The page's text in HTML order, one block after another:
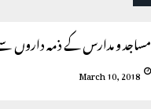
مساجد و مدارس کے ذمہ
March 10, 2018